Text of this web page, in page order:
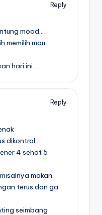
Reply
mood…
memilih mau
hari ini…
Reply
dikontrol
4 sehat 5
makan
terus dan ga
seimbang